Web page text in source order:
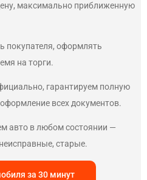
максимально приближенную
покупателя, оформлять
на торги.
гарантируем полную
всех документов.
авто в любом состоянии —
старые.
за 30 минут